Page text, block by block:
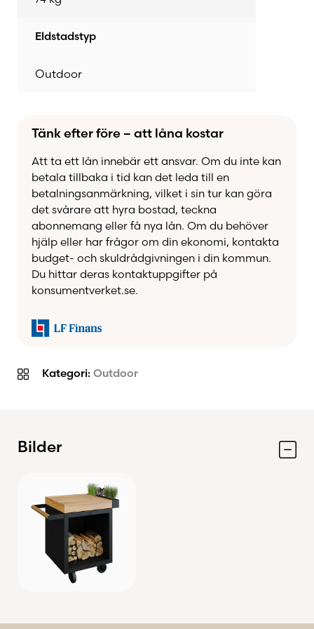
komplett och professionellt utekök.
OFYR Mise en Place Table Black 65 PRO TW är
kompakt lösning för utomhusmatlagning.
Fördelar
Skärbräda i exklusiv teak
Kompakt arbetsyta på 65 x 65 cm
Mobil design med handtag och hjul
Praktisk förvaring för ved och tillbehör
Inkluderar verktygsbricka för kryddor och
Del av OFYR PRO-serien
Perfekt för utekök, grillstationer och
Modell: OFYR Mise en Place Table Black
65 PRO TW
Material: Svartlackerat stål och teakträ
Arbetsyta: 65 x 65 cm
Kategori: Outdoor
Eldstadstyp
Outdoor
Tänk efter före – att låna kostar
Att ta ett lån innebär ett ansvar. Om du inte kan
betala tillbaka i tid kan det leda till en
betalningsanmärkning, vilket i sin tur kan göra
det svårare att hyra bostad, teckna
abonnemang eller få nya lån. Om du behöver
hjälp eller har frågor om din ekonomi, kontakta
budget- och skuldrådgivningen i din kommun.
Du hittar deras kontaktuppgifter på
konsumentverket.se.
Bilder